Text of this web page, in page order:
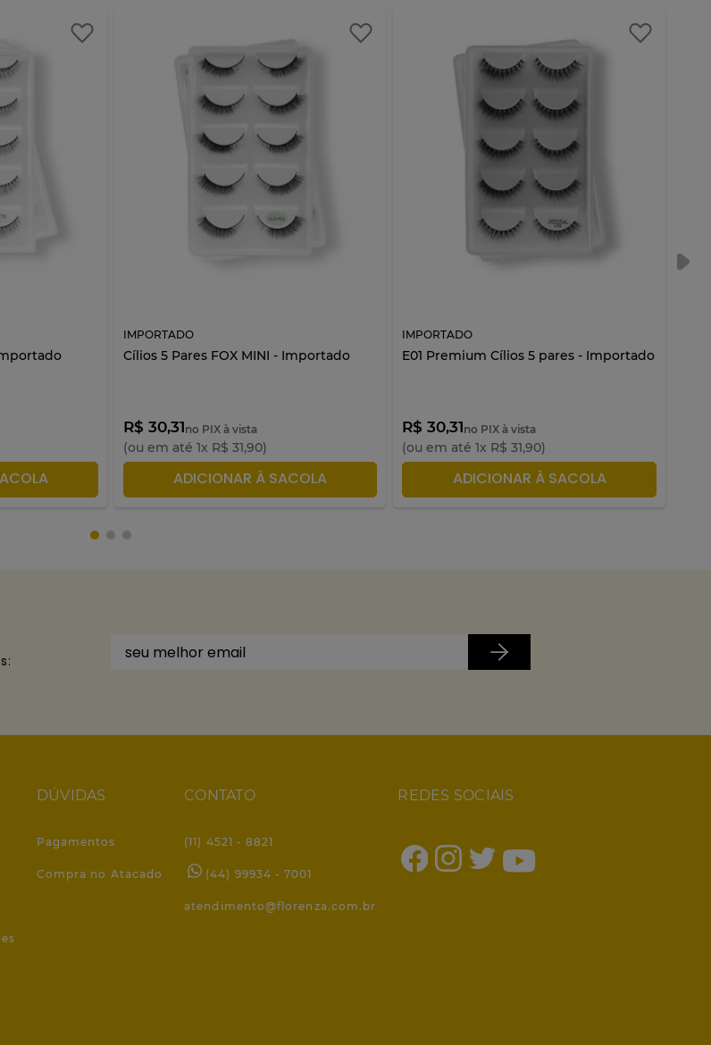
IMPORTADO
Cílios 5 Pares FOX MINI - Importado
R$ 30,31no PIX à vista
(ou em até 1x R$ 31,90)
ADICIONAR À SACOLA
IMPORTADO
E01 Premium Cílios 5 pares - Importado
R$ 30,31no PIX à vista
(ou em até1x R$ 31,90)
ADICIONAR À SACOLA
DÚVIDAS
Pagamentos
Compra no Atacado
CONTATO
(11) 4521 - 8821
(44) 99934 - 7001
atendimento@florenza.com.br
REDES SOCIAIS